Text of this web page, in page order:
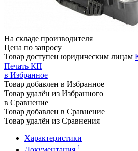
На складе производителя
Цена по запросу
Товар доступен юридическим лицам
Печать КП
в Избранное
Товар добавлен в Избранное
Товар удалён из Избранного
в Сравнение
Товар добавлен в Сравнение
Товар удалён из Сравнения
Характеристики
1